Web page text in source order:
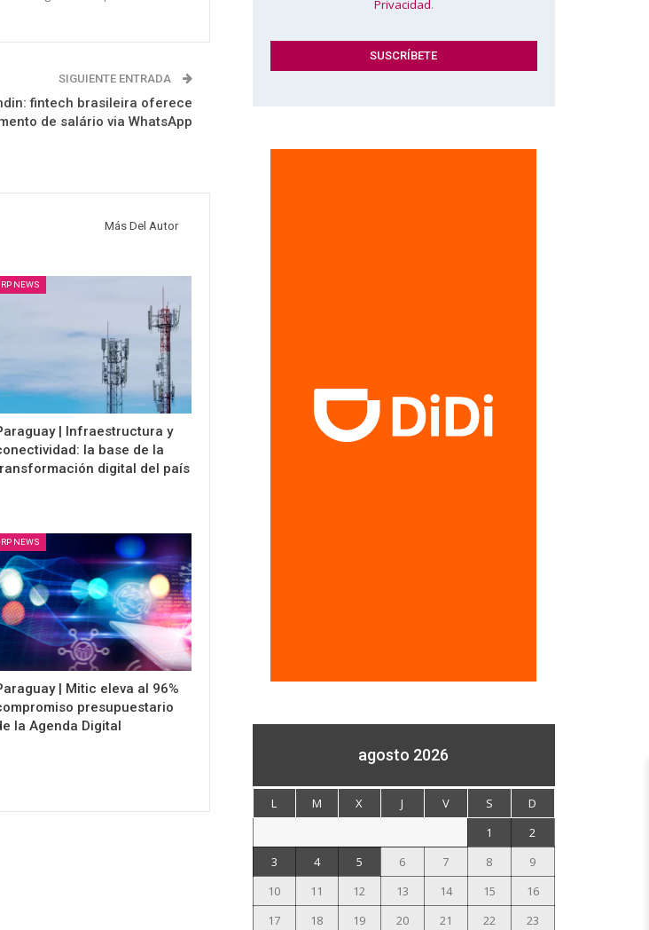
SIGUIENTE ENTRADA
fintech brasileira oferece
de salário via WhatsApp
Más Del Autor
RP NEWS
| Infraestructura y
la base de la
digital del país
RP NEWS
| Mitic eleva al 96%
presupuestario
la Agenda Digital
Privacidad.
agosto 2026
L M X J V S
D
1
2
3
4 5 6 7 8
9
10
11 12 13 14 15
16
17
18 19 20 21 22 23